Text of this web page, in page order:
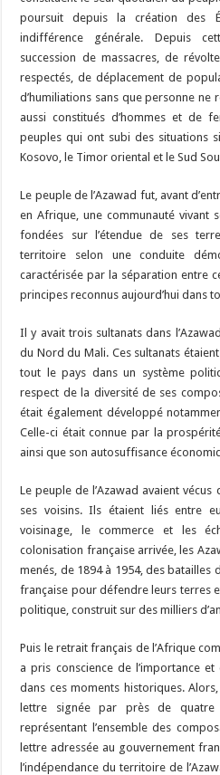
poursuit depuis la création des
indifférence générale. Depuis
succession de massacres, de
respectés, de déplacement de
d’humiliations sans que personne ne
aussi constitués d’hommes et de
peuples qui ont subi des situations
Kosovo, le Timor oriental et le Sud
Le peuple de l’Azawad fut, avant
en Afrique, une communauté vivant
fondées sur l’étendue de ses
territoire selon une conduite
caractérisée par la séparation entre
principes reconnus aujourd’hui dans
Il y avait trois sultanats dans
du Nord du Mali. Ces sultanats
tout le pays dans un système
respect de la diversité de ses
était également développé
Celle-ci était connue par la
ainsi que son autosuffisance
Le peuple de l’Azawad avaient
ses voisins. Ils étaient liés entre
voisinage, le commerce et les
colonisation française arrivée, les
menés, de 1894 à 1954, des batailles
française pour défendre leurs terres
politique, construit sur des milliers
Puis le retrait français de l’Afrique
a pris conscience de l’importance
dans ces moments historiques.
lettre signée par près de quatre
représentant l’ensemble des
lettre adressée au gouvernement
l’indépendance du territoire de